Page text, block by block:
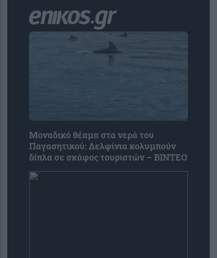
Μοναδικό θέαμα στα νερά του
Παγασητικού: Δελφίνια κολυμπούν
δίπλα σε σκάφος τουριστών – ΒΙΝΤΕΟ